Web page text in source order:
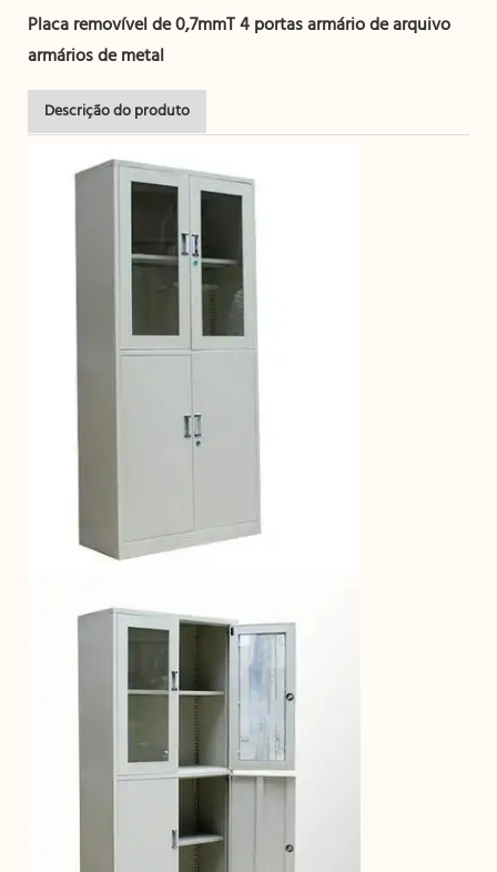
Placa removível de 0,7mmT 4 portas armário de arquivo
armários de metal
Descrição do produto